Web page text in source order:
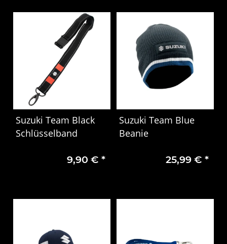
Suzuki Team Black
Schlüsselband
9,90 € *
Suzuki Team Blue
Beanie
25,99 €*